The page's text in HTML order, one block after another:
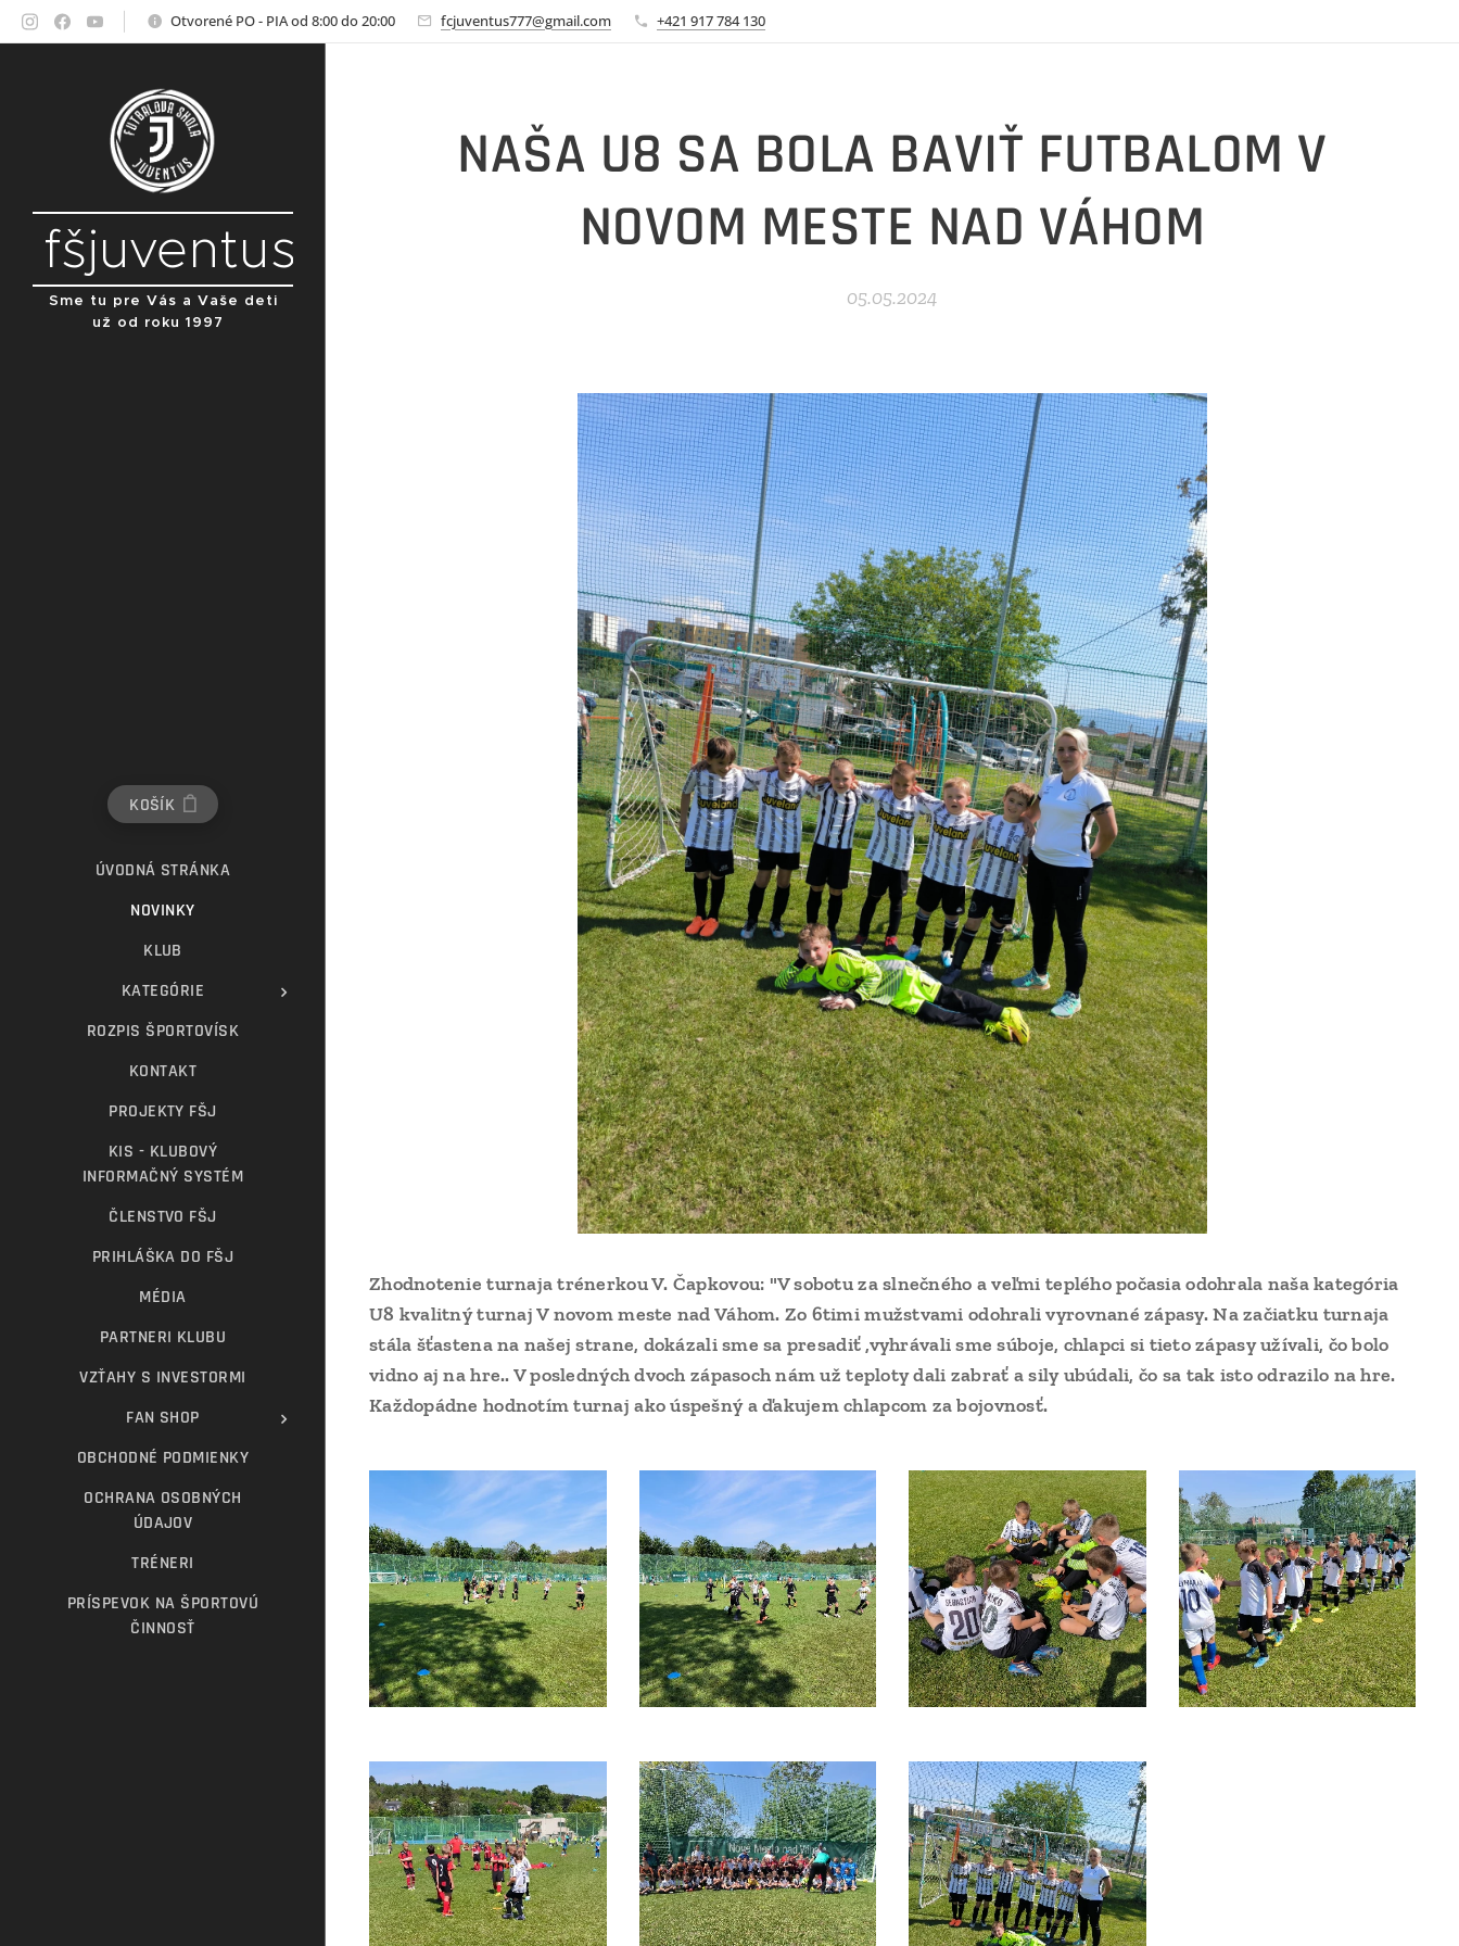
Otvorené PO - PIA od 8:00 do 20:00 fcjuventus777@gmail.com +421 917 784 130
fšjuventus
Sme tu pre Vás a Vaše deti
už od roku 1997
KOŠÍK
ÚVODNÁ STRÁNKA
NOVINKY
KLUB
KATEGÓRIE
ROZPIS ŠPORTOVÍSK
KONTAKT
PROJEKTY FŠJ
KIS - KLUBOVÝ
INFORMAČNÝ SYSTÉM
ČLENSTVO FŠJ
PRIHLÁŠKA DO FŠJ
MÉDIA
PARTNERI KLUBU
VZŤAHY S INVESTORMI
FAN SHOP
OBCHODNÉ PODMIENKY
OCHRANA OSOBNÝCH
ÚDAJOV
TRÉNERI
PRÍSPEVOK NA ŠPORTOVÚ
ČINNOSŤ
NAŠA U8 SA BOLA BAVIŤ FUTBALOM V
NOVOM MESTE NAD VÁHOM
05.05.2024
Zhodnotenie turnaja trénerkou V. Čapkovou: "V sobotu za slnečného a veľmi teplého počasia odohrala naša kategória
U8 kvalitný turnaj V novom meste nad Váhom. Zo 6timi mužstvami odohrali vyrovnané zápasy. Na začiatku turnaja
stála šťastena na našej strane, dokázali sme sa presadiť ,vyhrávali sme súboje, chlapci si tieto zápasy užívali, čo bolo
vidno aj na hre.. V posledných dvoch zápasoch nám už teploty dali zabrať a sily ubúdali, čo sa tak isto odrazilo na hre.
Každopádne hodnotím turnaj ako úspešný a ďakujem chlapcom za bojovnosť.